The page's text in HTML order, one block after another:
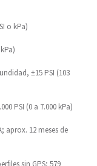
o kPa)
±15 PSI (103
PSI (0 a 7.000 kPa)
aprox. 12 meses de
sin GPS; 579